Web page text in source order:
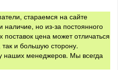
стараемся на сайте
наличие, но из-за постоянного
поставок цена может отличаться
и большую сторону.
наших менеджеров. Мы всегда